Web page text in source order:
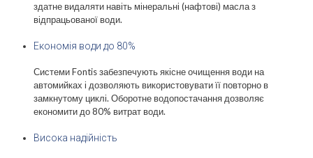
здатне видаляти навіть мінеральні (нафтові) масла з
відпрацьованої води.
Економія води до 80%
Системи Fontis забезпечують якісне очищення води на
автомийках і дозволяють використовувати її повторно в
замкнутому циклі. Оборотне водопостачання дозволяє
економити до 80% витрат води.
Висока надійність